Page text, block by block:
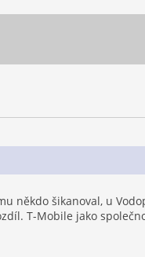
někdo šikanoval, u
T-Mobile jako